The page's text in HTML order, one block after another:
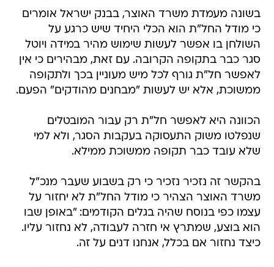
השולחן בו אפשר לעשות שימוש מהיר במידה ויוטל
סגר כבר בתקופה הקרובה. עם זאת, מבהירים כי אין
לאפשר חל"ת גורף לכל מיש מעוניין בכך ולתקופה
ממשוכת, אלא יש לעשות "מבחנים מהודקים" הפעם.
הכוונה היא לאפשר חל"ת רק עבור המובטלים
שלא עובד כבר תקופה ממשוכת ממילא.
בהקשר זה נזכיר נזכיר כי רק בשבוע שעבר מנכ"ל
עצמו כפי בנוסח שהיה בגלים הקודמים: "באופן שבו
הוא בוצע, שמתרץ אי חזרה לעבודה, לא נחזור עליו.
כיצד נחזור אם בכלל, אנחנו דנים על זה.
אבל בצורה הזאת שמישהו קבע כלל שלא נשקל